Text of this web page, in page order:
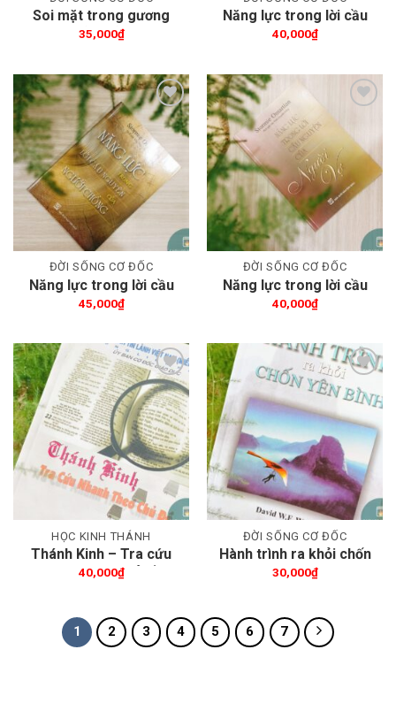
Soi mặt trong gương
(tập1)
35,000₫
Năng lực trong lời cầu
nguyện của cha mẹ
40,000₫
Thêm wishlist
ĐỜI SỐNG CƠ ĐỐC
Năng lực trong lời cầu
nguyện của người
45,000₫
Thêm wishlist
ĐỜI SỐNG CƠ ĐỐC
Năng lực trong lời cầu
nguyện của người vợ
40,000₫
Thêm wishlist
HỌC KINH THÁNH
Thánh Kinh – Tra cứu
nhanh theo chủ đề
40,000₫
Thêm wishlist
ĐỜI SỐNG CƠ ĐỐC
Hành trình ra khỏi chốn
yên bình
30,000₫
1 2 3 4 5 6 7